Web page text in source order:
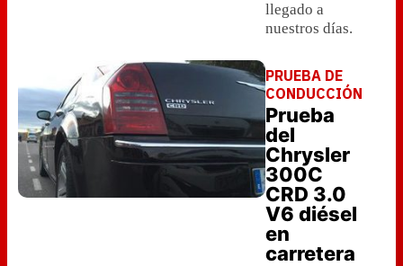
llegado a
nuestros días.
PRUEBA DE
CONDUCCIÓN
Prueba
del
Chrysler
300C
CRD 3.0
V6 diésel
en
carretera